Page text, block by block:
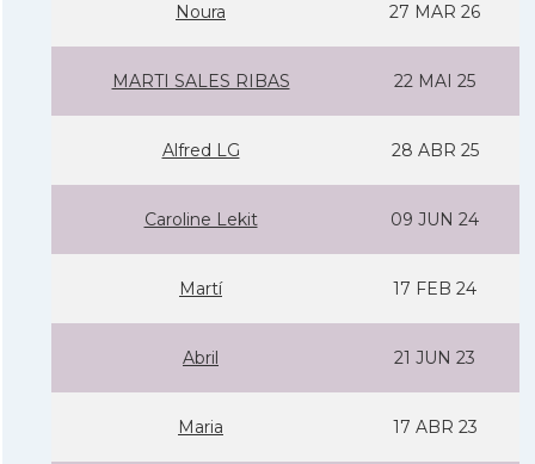
Noura 27 MAR 26
MARTI SALES RIBAS 22 MAI 25
Alfred LG 28 ABR 25
Caroline Lekit 09 JUN 24
Martí­ 17 FEB 24
Abril 21 JUN 23
Maria 17 ABR 23